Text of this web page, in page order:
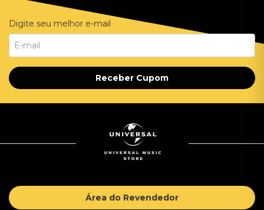
Digite seu melhor e-mail
Receber Cupom
Área do Revendedor